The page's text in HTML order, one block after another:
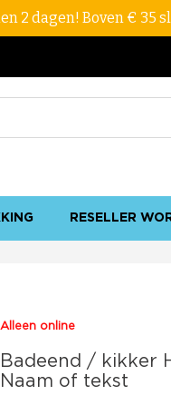
2 dagen! Boven € 35
RESELLER
Alleen online
Badeend / kikker
Naam of tekst